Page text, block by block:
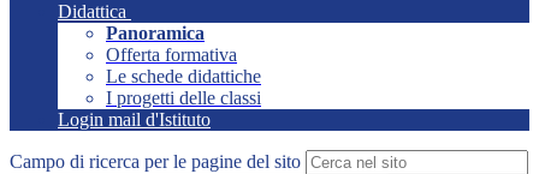
Didattica
Panoramica
Offerta formativa
Le schede didattiche
I progetti delle classi
Login mail d'Istituto
Campo di ricerca per le pagine del sito